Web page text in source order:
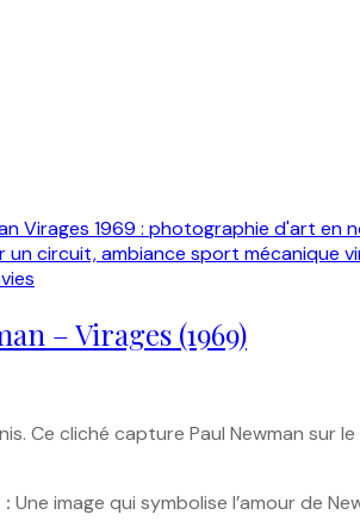
– Virages (1969)
Ce cliché capture Paul Newman
Une image qui symbolise l’amour de